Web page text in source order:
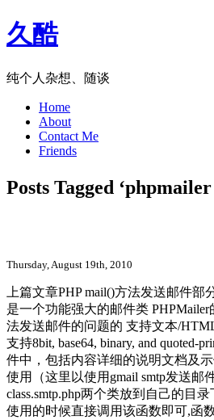
久酷
纯个人杂想、随谈
Home
About
Contact Me
Friends
Posts Tagged
Thursday, August 19th, 2010
上篇文章PHP mail()方法发送邮件
是一个功能强大的邮件类
法发送邮件的问题的 支持文本/
支持8bit, base64, binary, and
件中，包括内容详细的说明文档及
使用（这里以使用gmail smtp发送邮
class.smtp.php两个类放到自己的目
使用的时候直接调用该函数即可,函